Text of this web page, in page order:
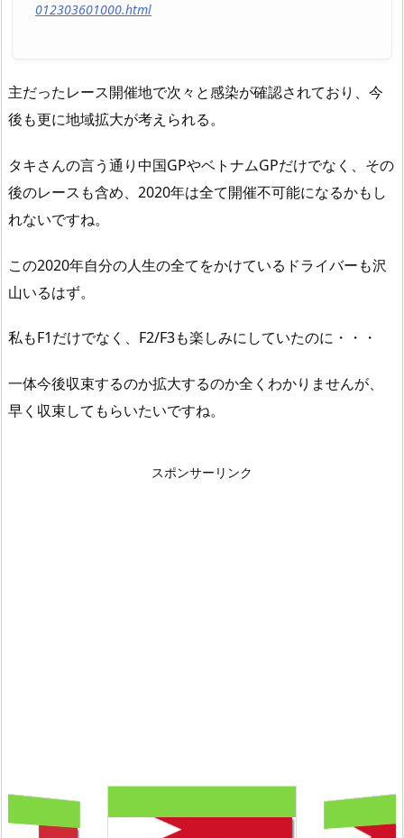
012303601000.html
主だったレース開催地で次々と感染が確認されており、今
後も更に地域拡大が考えられる。
タキさんの言う通り中国GPやベトナムGPだけでなく、その
後のレースも含め、2020年は全て開催不可能になるかもし
れないですね。
この2020年自分の人生の全てをかけているドライバーも沢
山いるはず。
私もF1だけでなく、F2/F3も楽しみにしていたのに・・・
一体今後収束するのか拡大するのか全くわかりませんが、
早く収束してもらいたいですね。
スポンサーリンク